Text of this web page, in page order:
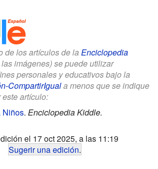
de los artículos de la Enciclopedia
imágenes) se puede utilizar
personales y educativos bajo la
CompartirIguala menos que se indique
artículo:
Niños. Enciclopedia Kiddle.
el 17 oct 2025, a las 11:19
Sugerir una edición.